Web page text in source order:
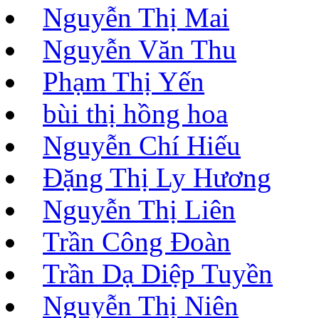
Nguyễn Thị Mai
Nguyễn Văn Thu
Phạm Thị Yến
bùi thị hồng hoa
Nguyễn Chí Hiếu
Đặng Thị Ly Hương
Nguyễn Thị Liên
Trần Công Đoàn
Trần Dạ Diệp Tuyền
Nguyễn Thị Niên